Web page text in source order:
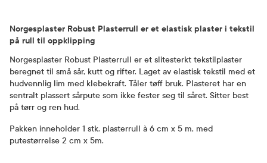
Norgesplaster Robust Plasterrull er et elastisk plaster i tekstil
på rull til oppklipping
Norgesplaster Robust Plasterrull er et slitesterkt tekstilplaster
beregnet til små sår, kutt og rifter. Laget av elastisk tekstil med et
hudvennlig lim med klebekraft. Tåler tøff bruk. Plasteret har en
sentralt plassert sårpute som ikke fester seg til såret. Sitter best
på tørr og ren hud.
Pakken inneholder 1 stk. plasterrull à 6 cm x 5 m, med
putestørrelse 2 cm x 5m.